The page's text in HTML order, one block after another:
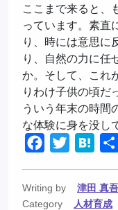
ここまで来ると、
っています。素直
り、時には意思に
り、自然の力に任
か。そして、これ
りわけ子供の頃だ
ういう年末の時間
な体験に身を没し
FacebookTwitter
Writing by
津田 真吾
Category
人材育成